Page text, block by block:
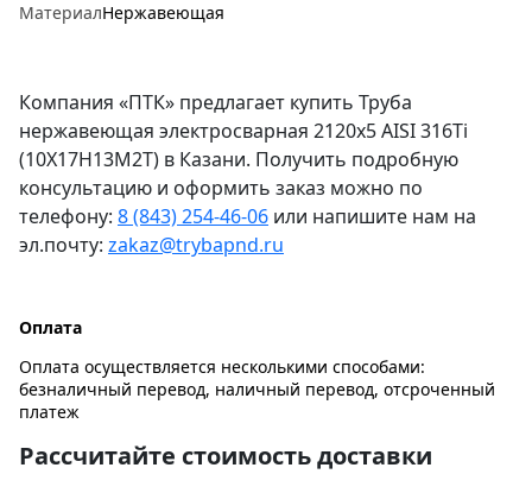
МатериалНержавеющая
Компания «ПТК» предлагает купить Труба
нержавеющая электросварная 2120х5 AISI 316Ti
(10Х17Н13М2Т) в Казани. Получить подробную
консультацию и оформить заказ можно по
телефону: 8 (843) 254-46-06 или напишите нам на
эл.почту: zakaz@trybapnd.ru
Оплата
Оплата осуществляется несколькими способами:
безналичный перевод, наличный перевод, отсроченный
платеж
Рассчитайте стоимость доставки